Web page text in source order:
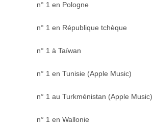
n° 1 en Pologne
n° 1 en République tchèque
n° 1 à Taïwan
n° 1 en Tunisie (Apple Music)
n° 1 au Turkménistan (Apple Music)
n° 1 en Wallonie